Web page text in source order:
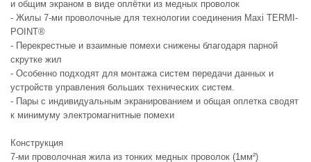
и общим экраном в виде оплётки из медных проволок
- Жилы 7-ми проволочные для технологии соединения Maxi TERMI-
POINT®
- Перекрестные и взаимные помехи снижены благодаря парной
скрутке жил
- Особенно подходят для монтажа систем передачи данных и
устройств управления больших технических систем.
- Пары с индивидуальным экранированием и общая оплетка сводят
к минимуму электромагнитные помехи
Конструкция
7-ми проволочная жила из тонких медных проволок (1мм²)